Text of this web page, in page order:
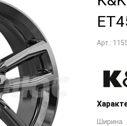
Арт.:
Ширина